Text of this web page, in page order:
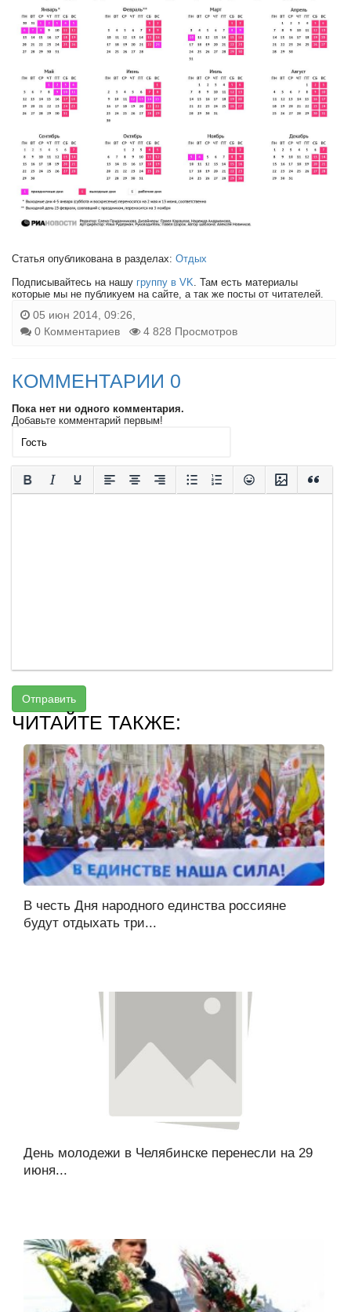
Статья опубликована в разделах: Отдых
Подписывайтесь на нашу группу в VK. Там есть материалы
которые мы не публикуем на сайте, а так же посты от читателей.
05 июн 2014, 09:26,
0 Комментариев
4 828 Просмотров
КОММЕНТАРИИ 0
Пока нет ни одного комментария.
Добавьте комментарий первым!
Отправить
ЧИТАЙТЕ ТАКЖЕ:
В честь Дня народного единства россияне
будут отдыхать три...
День молодежи в Челябинске перенесли на 29
июня...